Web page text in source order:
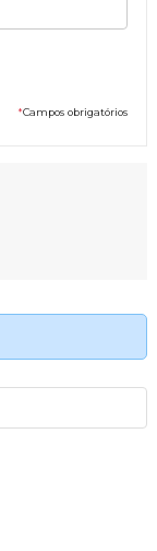
*Campos obrigatórios